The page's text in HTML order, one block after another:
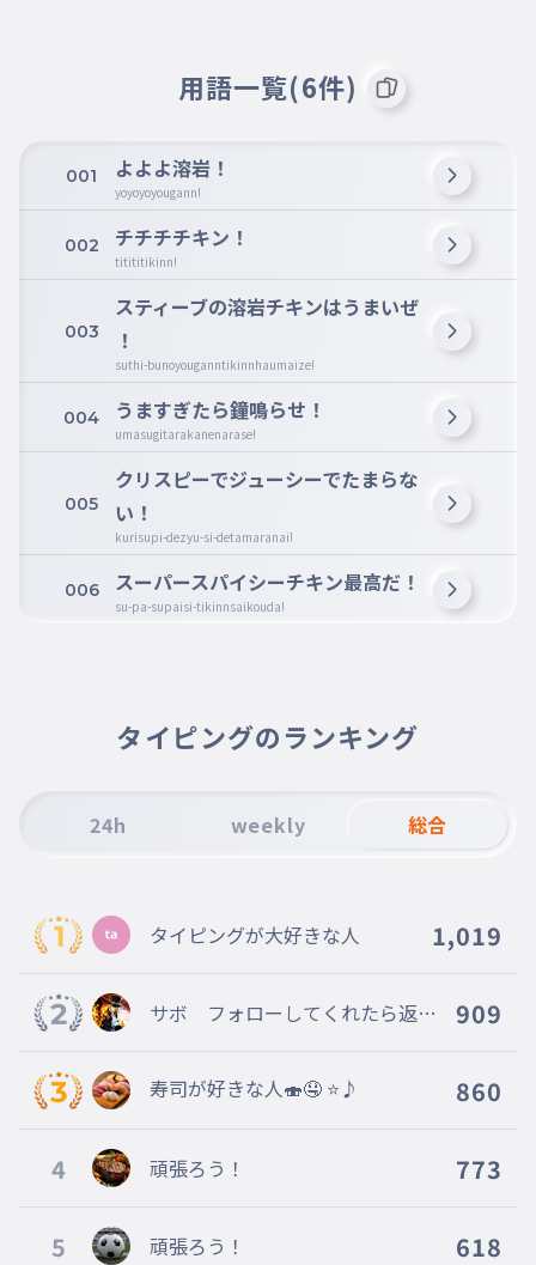
用語一覧(6件)
001 よよよ溶岩！
yoyoyoyougann!
002 チチチチキン！
titititikinn!
003
スティーブの溶岩チキンはうまいぜ
！
suthi-bunoyouganntikinnhaumaize!
004 うますぎたら鐘鳴らせ！
umasugitarakanenarase!
005
クリスピーでジューシーでたまらな
い！
kurisupi-dezyu-si-detamaranai!
006 スーパースパイシーチキン最高だ！
su-pa-supaisi-tikinnsaikouda!
タイピングのランキング
24h weekly 総合
タイピングが大好きな人 1,019
サボ フォローしてくれたら返す
909
寿司が好きな人🍣🤤 ⭐️♪ 860
4 頑張ろう！ 773
5 頑張ろう！ 618